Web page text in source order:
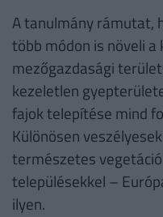
A tanulmány rámutat,
több módon is növeli
mezőgazdasági
kezeletlen
fajok telepítése mind
Különösen
természetes
településekkel –
ilyen.